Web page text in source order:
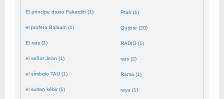
El príncipe druso Fakardin (1)
el profeta Balaam (1)
El raïs (1)
el señor Jean (1)
el símbolo TAU (1)
el sultan kébir (1)
Ptah (1)
Quijote (20)
RADIO (1)
raïs (2)
Rama (1)
raya (1)